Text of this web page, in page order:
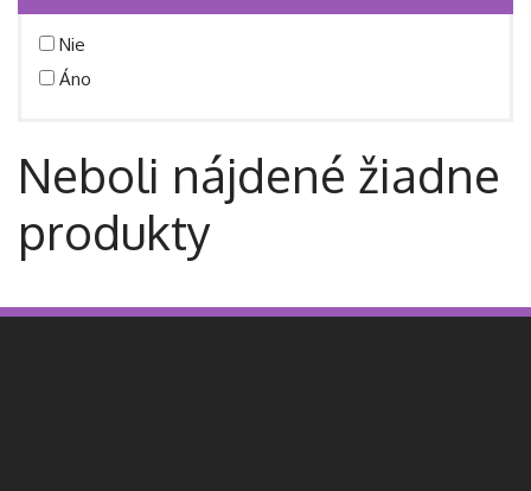
Nie
Áno
Neboli nájdené žiadne
produkty